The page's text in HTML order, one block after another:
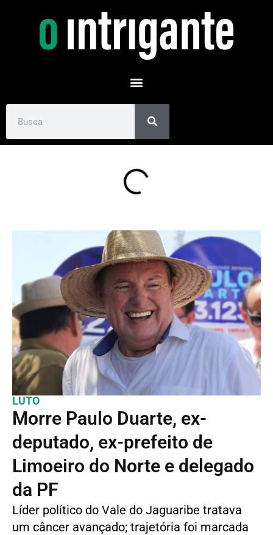
LUTO
Morre Paulo Duarte, ex-
deputado, ex-prefeito de
Limoeiro do Norte e delegado
da PF
Líder político do Vale do Jaguaribe tratava
um câncer avançado; trajetória foi marcada